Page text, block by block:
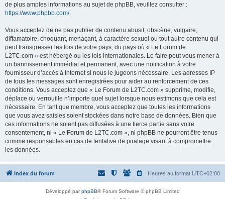
de plus amples informations au sujet de phpBB, veuillez consulter :
https://www.phpbb.com/.
Vous acceptez de ne pas publier de contenu abusif, obscène, vulgaire,
diffamatoire, choquant, menaçant, à caractère sexuel ou tout autre contenu qui
peut transgresser les lois de votre pays, du pays où « Le Forum de
L2TC.com » est hébergé ou les lois internationales. Le faire peut vous mener à
un bannissement immédiat et permanent, avec une notification à votre
fournisseur d’accès à Internet si nous le jugeons nécessaire. Les adresses IP
de tous les messages sont enregistrées pour aider au renforcement de ces
conditions. Vous acceptez que « Le Forum de L2TC.com » supprime, modifie,
déplace ou verrouille n’importe quel sujet lorsque nous estimons que cela est
nécessaire. En tant que membre, vous acceptez que toutes les informations
que vous avez saisies soient stockées dans notre base de données. Bien que
ces informations ne soient pas diffusées à une tierce partie sans votre
consentement, ni « Le Forum de L2TC.com », ni phpBB ne pourront être tenus
comme responsables en cas de tentative de piratage visant à compromettre
les données.
Index du forum Heures au format UTC+02:00
Développé parphpBB® Forum Software © phpBB Limited